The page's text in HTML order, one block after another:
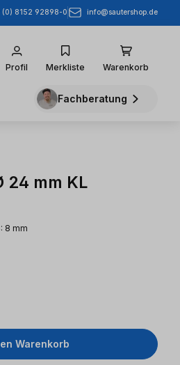
(0) 8152 92898-0 info@sautershop.de
Profil Merkliste Warenkorb
Fachberatung
24 mm KL
8 mm
Warenkorb